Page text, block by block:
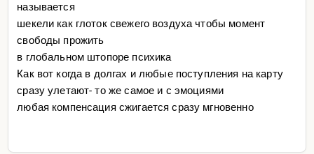
называется
шекели как глоток свежего воздуха чтобы момент
свободы прожить
в глобальном штопоре психика
Как вот когда в долгах и любые поступления на карту
сразу улетают- то же самое и с эмоциями
любая компенсация сжигается сразу мгновенно